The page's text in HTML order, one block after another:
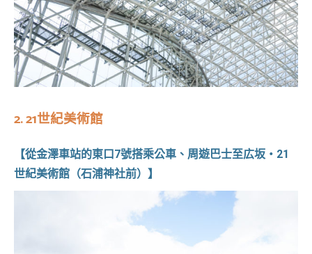
2. 21世紀美術館
【從金澤車站的東口7號搭乘公車、周遊巴士至広坂‧21
世紀美術館（石浦神社前）】